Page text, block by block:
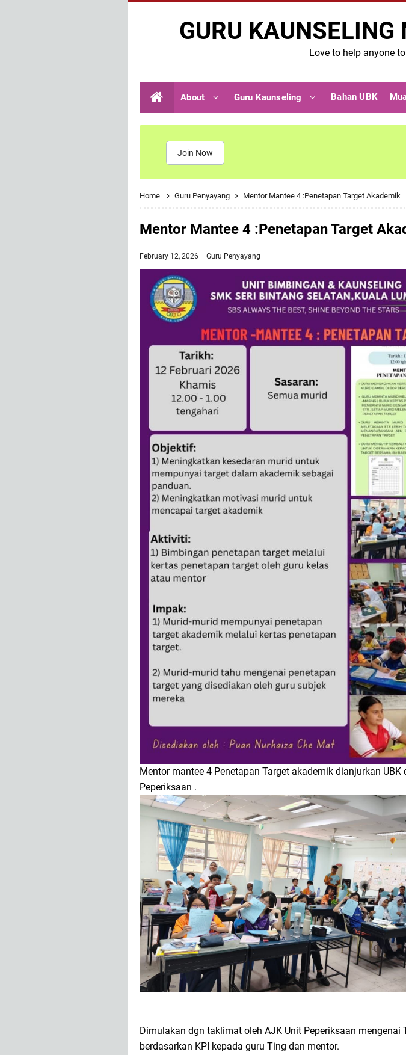
GURU
Love to help anyone
About Guru Kaunseling Bahan UBK
Join Now
Home Guru Penyayang Mentor Mantee 4 :Penetapan Target Akademik
Mentor Mantee 4 :Penetapan Target
February 12, 2026 Guru Penyayang
Mentor mantee 4 Penetapan Target akademik dianjurkan UBK
Peperiksaan .
Dimulakan dgn taklimat oleh AJK Unit Peperiksaan mengenai
berdasarkan KPI kepada guru Ting dan mentor.